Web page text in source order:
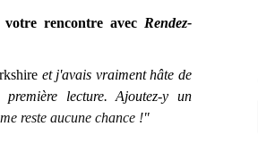
rencontre avec Rendez-
et j'avais vraiment hâte de
lecture. Ajoutez-y un
reste aucune chance !"